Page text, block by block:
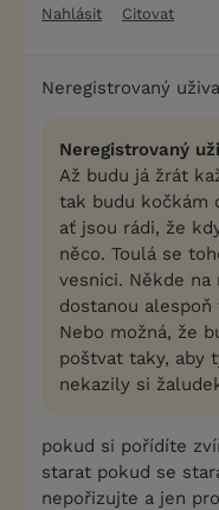
Nahlásit
Citovat
Neregistrovaný
Neregistrovaný
Až budu já žrát
tak budu kočkám
ať jsou rádi, že
něco. Toulá se
vesnici. Někde na
dostanou
Nebo možná, že
poštvat taky, aby
nekazily si
pokud si pořídíte
starat pokud se
nepořizujte a jen